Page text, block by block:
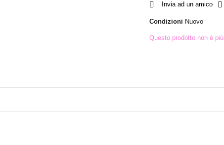
Invia ad un amico
Condizioni Nuovo
Questo prodotto non è